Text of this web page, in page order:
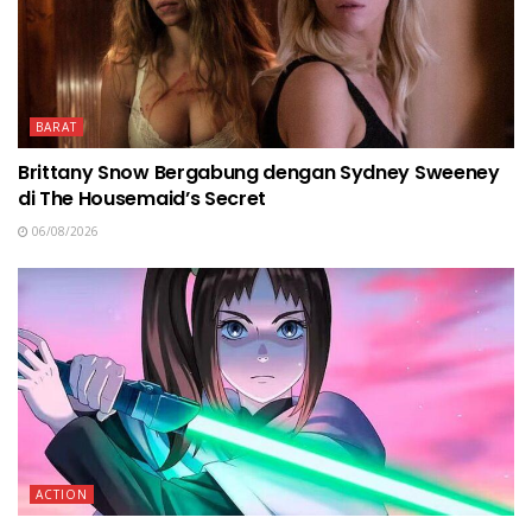
BARAT
Brittany Snow Bergabung dengan Sydney Sweeney
di The Housemaid’s Secret
06/08/2026
ACTION